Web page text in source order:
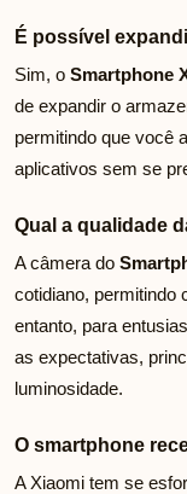
É possível
Sim, o Smartphone
de expandir o
permitindo que você
aplicativos sem se
Qual a qualidade
A câmera do
cotidiano, permitindo
entanto, para
as expectativas,
luminosidade.
O smartphone
A Xiaomi tem se